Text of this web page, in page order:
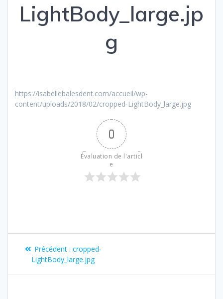
LightBody_large.jp
g
https://isabellebalesdent.com/accueil/wp-
content/uploads/2018/02/cropped-LightBody_large.jpg
0
Évaluation de l'articl
e
Précédent : cropped-
LightBody_large.jpg